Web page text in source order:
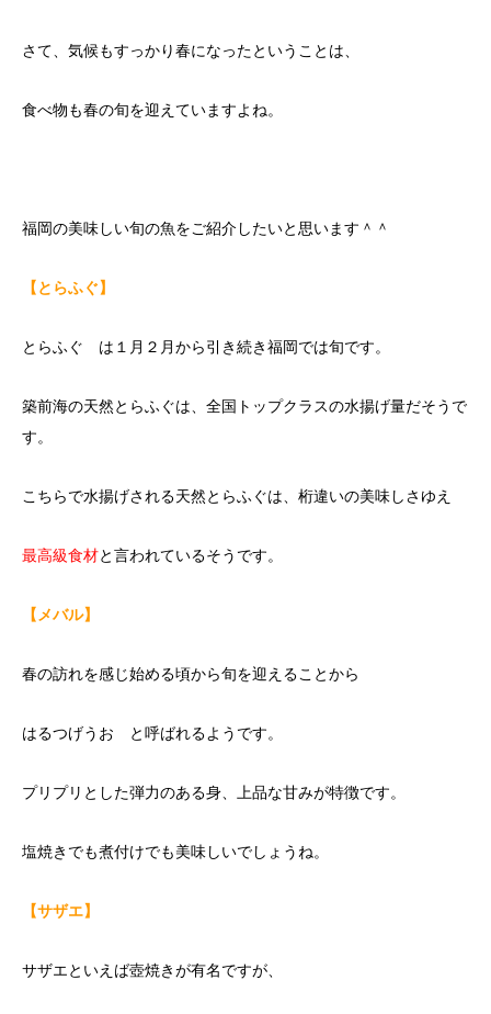
さて、気候もすっかり春になったということは、
食べ物も春の旬を迎えていますよね。
福岡の美味しい旬の魚をご紹介したいと思います＾＾
【とらふぐ】
とらふぐ は１月２月から引き続き福岡では旬です。
築前海の天然とらふぐは、全国トップクラスの水揚げ量だそうで
す。
こちらで水揚げされる天然とらふぐは、桁違いの美味しさゆえ
最高級食材と言われているそうです。
【メバル】
春の訪れを感じ始める頃から旬を迎えることから
はるつげうお と呼ばれるようです。
プリプリとした弾力のある身、上品な甘みが特徴です。
塩焼きでも煮付けでも美味しいでしょうね。
【サザエ】
サザエといえば壺焼きが有名ですが、